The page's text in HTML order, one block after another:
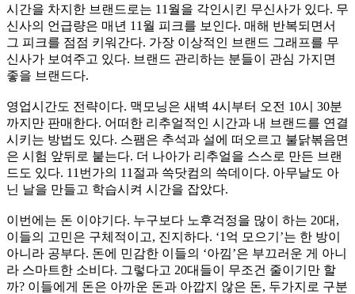
시간을 차지한 브랜드로는 11 월을 각인시킨 무신사가 있다. 무
신사의 언급량은 매년 11 월 피크를 보인다. 매해 반복되면서
그 피크를 점점 키워간다. 가장 이상적인 브랜드 그래프를 무
신사가 보여주고 있다. 브랜드 관리하는 분들이 관심 가지면
좋을 브랜드다.
영업시간도 전략이다. 맥모닝은 새벽 4시부터 오전 10시 30분
까지만 판매한다. 어떠한 리추얼적인 시간과 내 브랜드를 연결
시키는 방법도 있다. 스팸은 추석과 설에 떠오르고 불닭볶음면
은 시험 앞뒤로 붙는다. 더 나아가 리추얼을 스스로 만든 브랜
드도 있다. 11 번가의 11 절과 쓱닷컴의 쓱데이다. 아무날도 아
닌 날을 만들고 학습시켜 시간을 잡았다.
이번에는 돈 이야기다. 누구보다 노후걱정을 많이 하는 20대 ,
이들의 고민은 구체적이고, 진지하다. ‘1 억 모으기 ’는 한 방이
아니라 공부다. 돈에 민감한 이들의 ‘아낌’은 부끄러운 게 아니
라 스마트한 소비다. 그렇다고 20대들이 무조건 줄이기만 할
까? 이들에게 돈은 아까운 돈과 아깝지 않은 돈, 두가지로 구분